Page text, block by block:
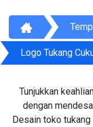
Logo Tukang
Tunjukkan
dengan
Desain toko